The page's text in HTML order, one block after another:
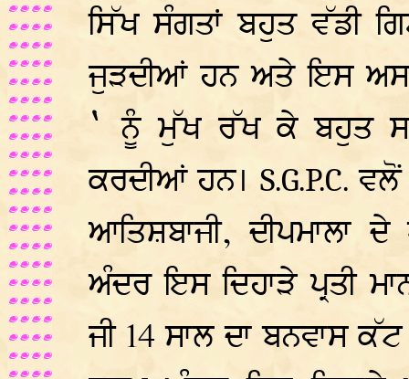
ਸਿੱਖ ਸੰਗਤਾਂ ਬਹੁਤ ਵੱਡੀ
ਜੁੜਦੀਆਂ ਹਨ ਅਤੇ ਇਸ
`ਨੂੰ ਮੁੱਖ ਰੱਖ ਕੇ ਬਹੁਤ
ਕਰਦੀਆਂ ਹਨ। S.G.P.C. ਵਲੋਂ
ਆਤਿਸ਼ਬਾਜੀ, ਦੀਪਮਾਲਾ
ਅੰਦਰ ਇਸ ਦਿਹਾੜੇ ਪ੍ਰਤੀ
ਜੀ 14 ਸਾਲ ਦਾ ਬਨਵਾਸ